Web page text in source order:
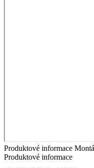
Produktové informace
Produktové informace